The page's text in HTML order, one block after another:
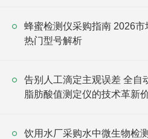
蜂蜜检测仪采购指南 2026市
热门型号解析
告别人工滴定主观误差 全自
脂肪酸值测定仪的技术革新
饮用水厂采购水中微生物检